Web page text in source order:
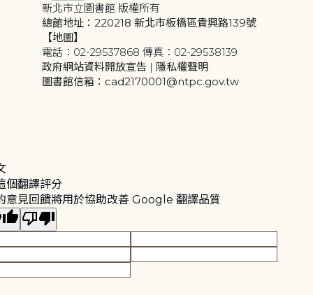
新北市立圖書館 版權所有
總館地址：220218 新北市板橋區貴興路139號
【地圖】
電話：02-29537868 傳真：02-29538139
政府網站資料開放宣告 | 隱私權聲明
圖書館信箱：cad2170001@ntpc.gov.tw
個翻譯評分
意見回饋將用於協助改善 Google 翻譯品質